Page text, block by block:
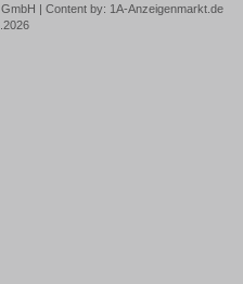
| Content by: 1A-Anzeigenmarkt.de